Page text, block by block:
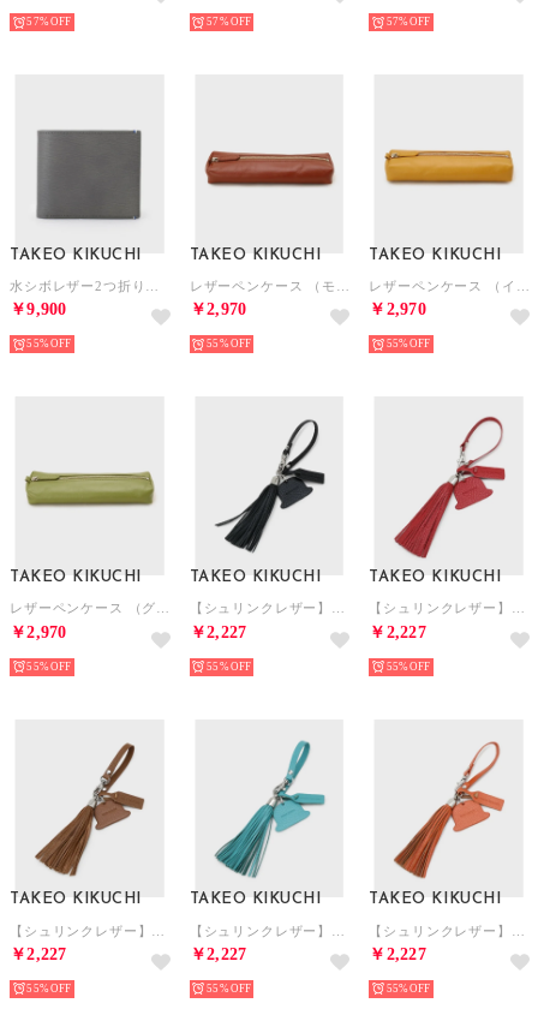
57% 57% 57%
TAKEO KIKUCHI
￥9,900
55%
TAKEO KIKUCHI
￥2,970
55%
TAKEO KIKUCHI
￥2,970
55%
TAKEO KIKUCHI
レザーペンケース （グリーン(025)）
￥2,970
55%
TAKEO KIKUCHI
【シュリンクレザー】ボーラーハットタッセルチャーム （ブラック(019)）
￥2,227
55%
TAKEO KIKUCHI
【シュリンクレザー】ボーラーハットタッセルチャーム （レッド(063)）
￥2,227
55%
TAKEO KIKUCHI
￥2,227
55%
TAKEO KIKUCHI
￥2,227
55%
TAKEO KIKUCHI
￥2,227
55%